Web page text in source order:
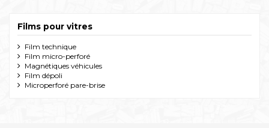
Films pour vitres
Film technique
Film micro-perforé
Magnétiques véhicules
Film dépoli
Microperforé pare-brise